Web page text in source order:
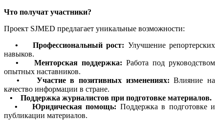
Что получат участники?
Проект SJMED предлагает уникальные возможности:
• Профессиональный рост: Улучшение репортерских
навыков.
• Менторская поддержка: Работа под руководством
опытных наставников.
• Участие в позитивных изменениях: Влияние на
качество информации в стране.
• Поддержка журналистов при подготовке материалов.
• Юридическая помощь: Поддержка в подготовке и
публикации материалов.